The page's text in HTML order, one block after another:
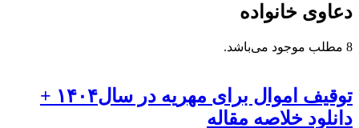
دعاوی خانواده
8 مطلب موجود می‌باشد.
توقیف اموال برای مهریه در سال۱۴۰۴ +
دانلود خلاصه مقاله